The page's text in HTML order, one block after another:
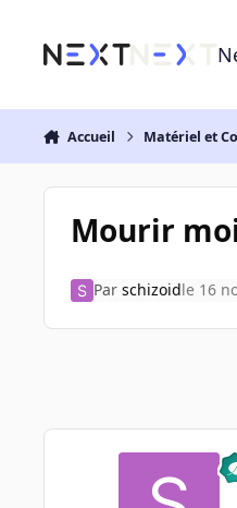
Accueil Matériel et
Mourir
Par schizoidle 16